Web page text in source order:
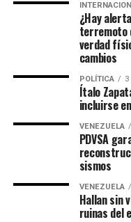
¿Hay
terremoto
verdad
cambios
POLÍTICA
Ítalo
incluirse
VENEZUELA
PDVSA
sismos
VENEZUELA
Hallan sin
ruinas del